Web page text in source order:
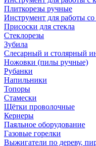
Плиткорезы ручные
Инструмент для работы со
Присоски для стекла
Стеклорезы
Зубила
Слесарный и столярный
Ножовки (пилы ручные)
Рубанки
Напильники
Топоры
Стамески
Щётки проволочные
Кернеры
Паяльное оборудование
Газовые горелки
Выжигатели по дереву,